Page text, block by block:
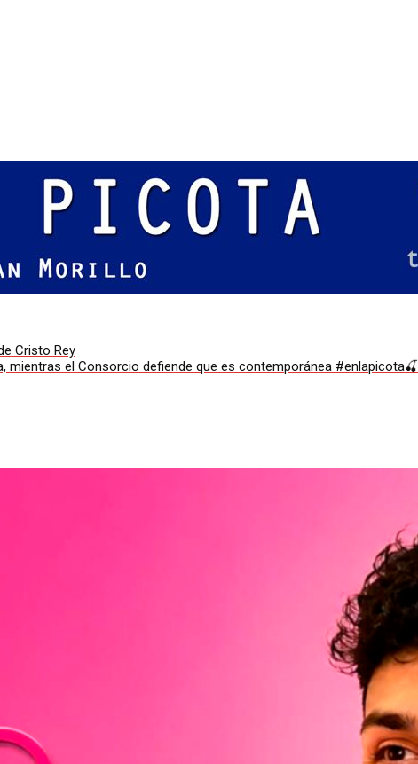
Cristo Rey
mientras el Consorcio defiende que es contemporánea #enlapicota🍒